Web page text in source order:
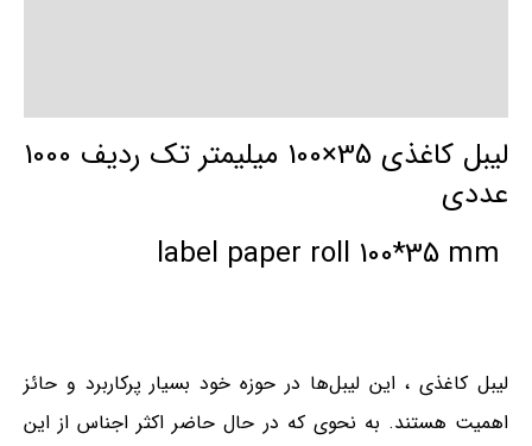
لیبل کاغذی 35×100 میلیمتر تک ردیف 1000
عددی
لیبل کاغذی ، این لیبل‌ها در حوزه خود بسیار پرکاربرد و حائز
اهمیت هستند. به نحوی که در حال حاضر اکثر اجناس از این